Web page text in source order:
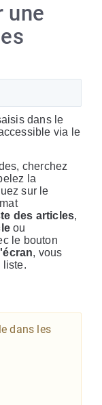
une
dans le
via le
cherchez
la
sur le
des articles,
ou
le bouton
, vous
liste.
dans les